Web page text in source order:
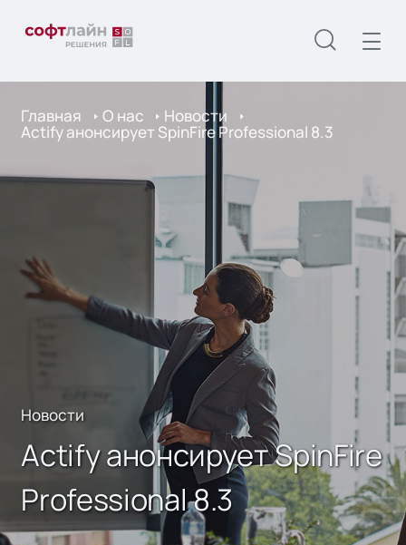
Главная О нас Новости
Actify анонсирует SpinFire Professional 8.3
Новости
Actify анонсирует SpinFire
Professional 8.3